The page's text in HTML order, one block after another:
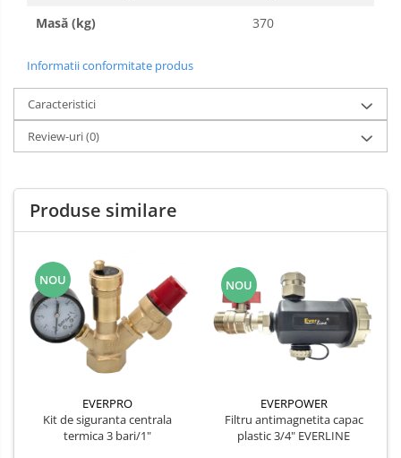
Masă (kg)
370
Informatii conformitate produs
Caracteristici
Review-uri(0)
Produse similare
NOU
EVERPRO
Kit de siguranta centrala
termica 3 bari/1"
NOU
EVERPOWER
Filtru antimagnetita capac
plastic 3/4" EVERLINE